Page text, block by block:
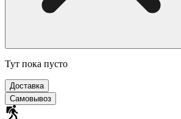
Тут пока пусто
Доставка
Самовывоз